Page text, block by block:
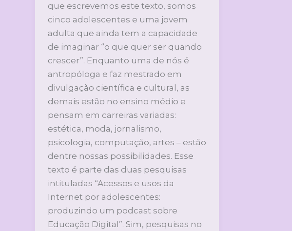
que escrevemos este texto, somos
cinco adolescentes e uma jovem
adulta que ainda tem a capacidade
de imaginar “o que quer ser quando
crescer”. Enquanto uma de nós é
antropóloga e faz mestrado em
divulgação científica e cultural, as
demais estão no ensino médio e
pensam em carreiras variadas:
estética, moda, jornalismo,
psicologia, computação, artes – estão
dentre nossas possibilidades. Esse
texto é parte das duas pesquisas
intituladas “Acessos e usos da
Internet por adolescentes:
produzindo um podcast sobre
Educação Digital”. Sim, pesquisas no